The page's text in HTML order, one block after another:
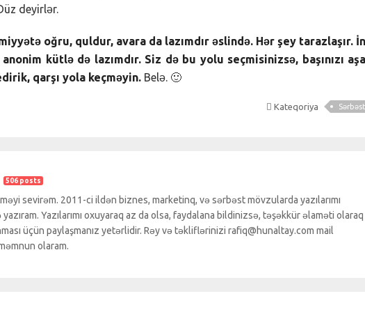
deyirlər.
oğru, quldur, avara da lazımdır əslində. Hər şey tarazlaşır.
kütlə də lazımdır. Siz də bu yolu seçmisinizsə, başınızı
qarşı yola keçməyin. Belə. 🙂
Kateqoriya Sərbəst
506 posts
sevirəm. 2011-ci ildən biznes, marketinq, və sərbəst mövzularda yazılarımı
Yazılarımı oxuyaraq az da olsa, faydalana bildinizsə, təşəkkür əlaməti olaraq
üçün paylaşmanız yetərlidir. Rəy və təkliflərinizi rafiq@hunaltay.com mail
olaram.